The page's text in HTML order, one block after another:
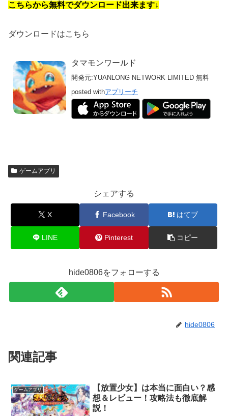
こちらから無料でダウンロード出来ます↓
ダウンロードはこちら
タマモンワールド
開発元:YUANLONG NETWORK LIMITED 無料
posted withアプリーチ
ゲームアプリ
シェアする
X Facebook はてブ
LINE Pinterest コピー
hide0806をフォローする
hide0806
関連記事
ゲームアプリ
【放置少女】は本当に面白い？感
想＆レビュー！攻略法も徹底解
説！